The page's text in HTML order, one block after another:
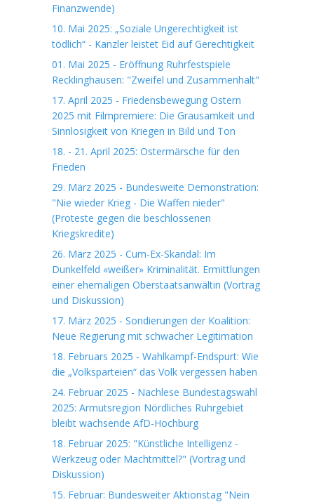
Finanzwende)
10. Mai 2025: „Soziale Ungerechtigkeit ist
tödlich“ - Kanzler leistet Eid auf Gerechtigkeit
01. Mai 2025 - Eröffnung Ruhrfestspiele
Recklinghausen: "Zweifel und Zusammenhalt"
17. April 2025 - Friedensbewegung Ostern
2025 mit Filmpremiere: Die Grausamkeit und
Sinnlosigkeit von Kriegen in Bild und Ton
18. - 21. April 2025: Ostermärsche für den
Frieden
29. März 2025 - Bundesweite Demonstration:
"Nie wieder Krieg - Die Waffen nieder"
(Proteste gegen die beschlossenen
Kriegskredite)
26. März 2025 - Cum-Ex-Skandal: Im
Dunkelfeld «weißer» Kriminalität. Ermittlungen
einer ehemaligen Oberstaatsanwältin (Vortrag
und Diskussion)
17. März 2025 - Sondierungen der Koalition:
Neue Regierung mit schwacher Legitimation
18. Februars 2025 - Wahlkampf-Endspurt: Wie
die „Volksparteien“ das Volk vergessen haben
24. Februar 2025 - Nachlese Bundestagswahl
2025: Armutsregion Nördliches Ruhrgebiet
bleibt wachsende AfD-Hochburg
18. Februar 2025: "Künstliche Intelligenz -
Werkzeug oder Machtmittel?" (Vortrag und
Diskussion)
15. Februar: Bundesweiter Aktionstag "Nein